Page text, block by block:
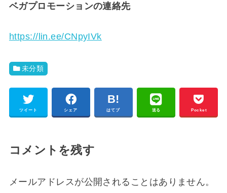
ベガプロモーションの連絡先
https://lin.ee/CNpyIVk
未分類
ツイート シェア はてブ 送る Pocket
コメントを残す
メールアドレスが公開されることはありません。